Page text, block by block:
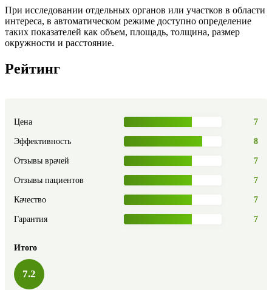
При исследовании отдельных органов или участков в области
интереса, в автоматическом режиме доступно определение
таких показателей как объем, площадь, толщина, размер
окружности и расстояние.
Рейтинг
Цена 7
Эффективность 8
Отзывы врачей 7
Отзывы пациентов 7
Качество 7
Гарантия 7
Итого
7.2